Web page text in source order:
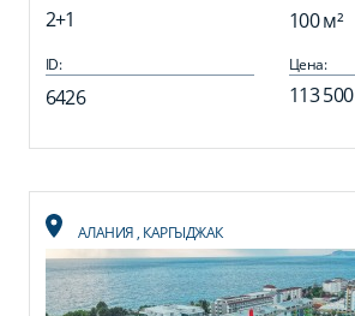
2+1 100 м²
ID:
6426
Цена:
113 500
АЛАНИЯ, КАРГЫДЖАК